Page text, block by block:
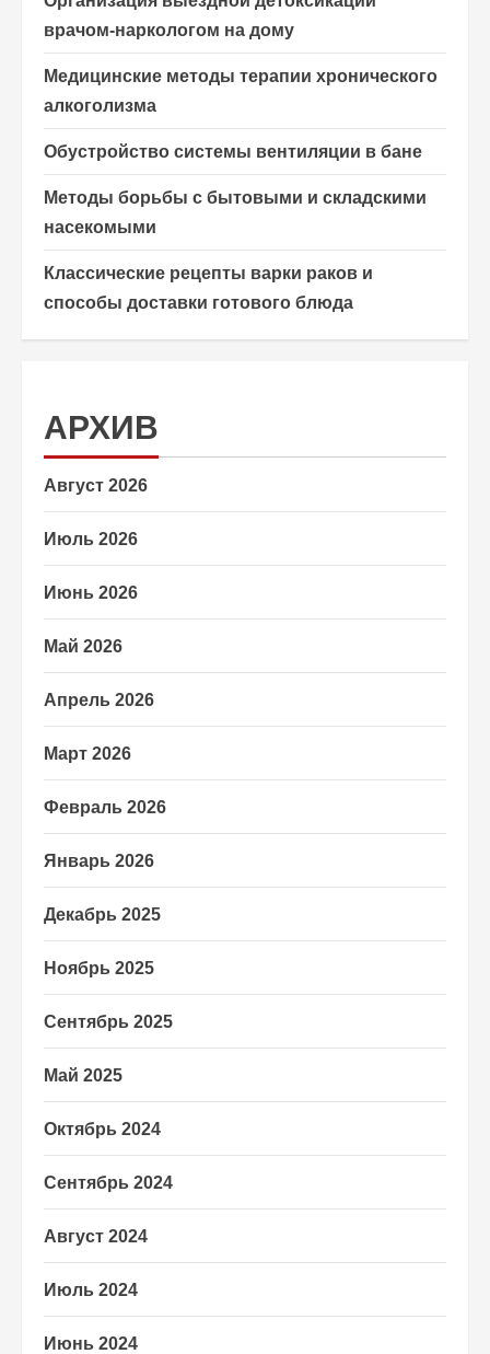
врачом-наркологом на дому
Медицинские методы терапии хронического
алкоголизма
Обустройство системы вентиляции в бане
Методы борьбы с бытовыми и складскими
насекомыми
Классические рецепты варки раков и
способы доставки готового блюда
АРХИВ
Август 2026
Июль 2026
Июнь 2026
Май 2026
Апрель 2026
Март 2026
Февраль 2026
Январь 2026
Декабрь 2025
Ноябрь 2025
Сентябрь 2025
Май 2025
Октябрь 2024
Сентябрь 2024
Август 2024
Июль 2024
Июнь 2024